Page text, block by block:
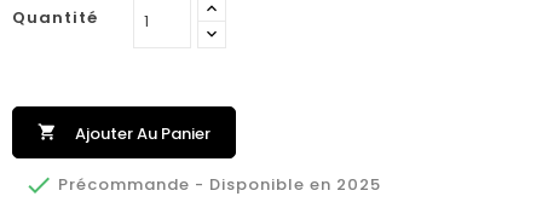
Quantité
 Ajouter Au Panier
 Précommande - Disponible en 2025